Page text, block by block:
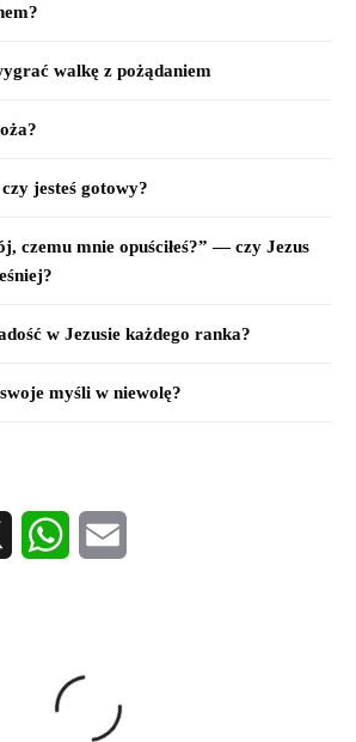
walkę z pożądaniem
jesteś gotowy?
czemu mnie opuściłeś?” — czy Jezus
w Jezusie każdego ranka?
myśli w niewolę?